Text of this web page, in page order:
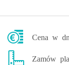
Cena w
Zamów